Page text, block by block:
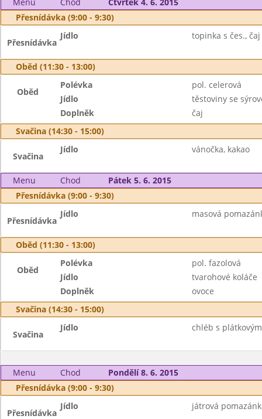
Přesnídávka (9:00 - 9:30)
Přesnídávka
Jídlo topinka s čes., čaj
Oběd (11:30 - 13:00)
Oběd
Polévka
pol. celerová
Jídlo
těstoviny se
Doplněk
čaj
Svačina (14:30 - 15:00)
Svačina
Jídlo vánočka, kakao
Menu Chod
Pátek 5. 6. 2015
Přesnídávka (9:00 - 9:30)
Přesnídávka
Jídlo masová
Oběd (11:30 - 13:00)
Oběd
Polévka
pol. fazolová
Jídlo
tvarohové koláče
Doplněk
ovoce
Svačina (14:30 - 15:00)
Svačina
Jídlo chléb s
Menu Chod
Pondělí 8. 6. 2015
Přesnídávka (9:00 - 9:30)
Přesnídávka
Jídlo játrová